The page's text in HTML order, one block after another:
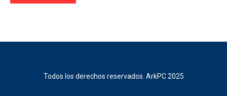
Todos los derechos reservados. ArkPC 2025